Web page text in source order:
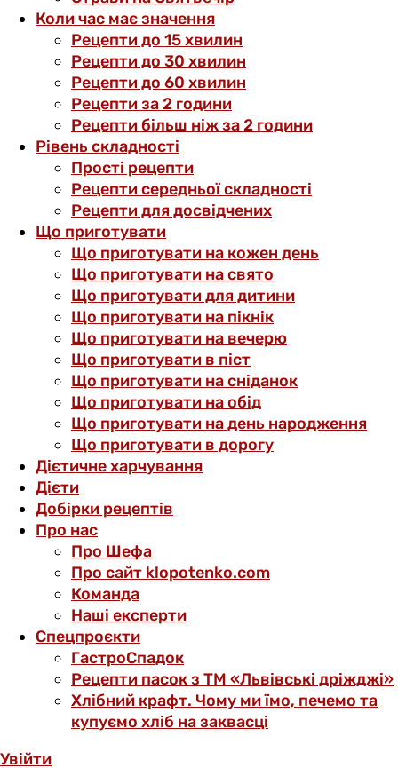
Коли час має значення
Рецепти до 15 хвилин
Рецепти до 30 хвилин
Рецепти до 60 хвилин
Рецепти за 2 години
Рецепти більш ніж за 2 години
Рівень складності
Прості рецепти
Рецепти середньої складності
Рецепти для досвідчених
Що приготувати
Що приготувати на кожен день
Що приготувати на свято
Що приготувати для дитини
Що приготувати на пікнік
Що приготувати на вечерю
Що приготувати в піст
Що приготувати на сніданок
Що приготувати на обід
Що приготувати на день народження
Що приготувати в дорогу
Дієтичне харчування
Дієти
Добірки рецептів
Про нас
Про Шефа
Про сайт klopotenko.com
Команда
Наші експерти
Спецпроєкти
ГастроСпадок
Рецепти пасок з ТМ «Львівські дріжджі»
Хлібний крафт. Чому ми їмо, печемо та
купуємо хліб на заквасці
Увійти